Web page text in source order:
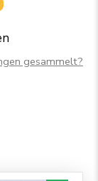
gesammelt?